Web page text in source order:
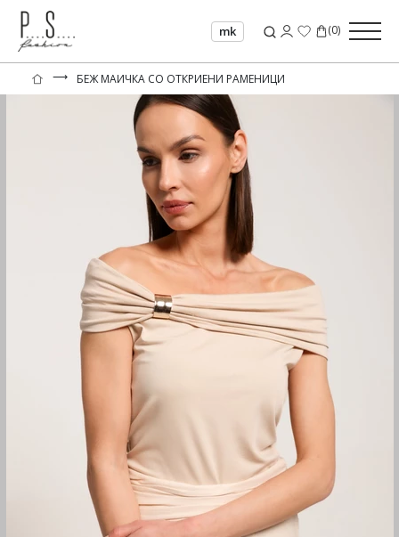
mk (0)
⟶ БЕЖ МАИЧКА СО ОТКРИЕНИ РАМЕНИЦИ